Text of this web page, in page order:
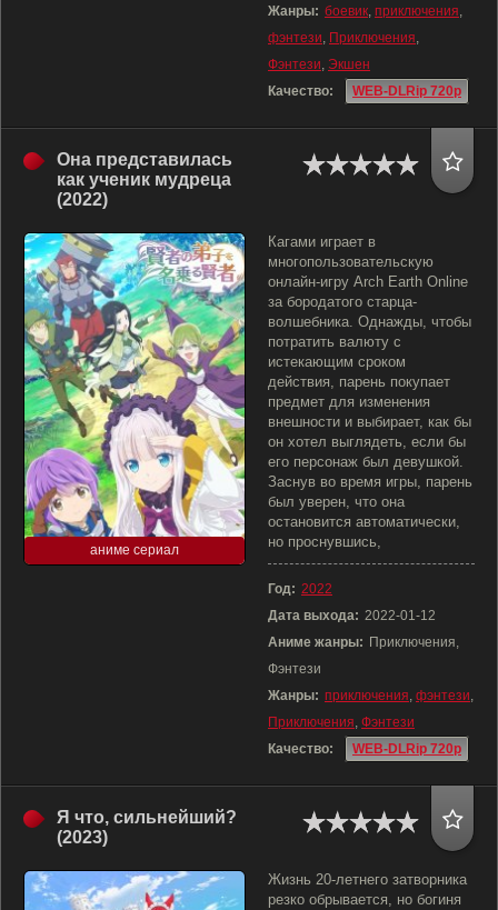
Жанры: боевик, приключения,
фэнтези, Приключения,
Фэнтези, Экшен
Качество:
WEB-DLRip 720p
Она представилась
как ученик мудреца
(2022)
аниме сериал
Кагами играет в
многопользовательскую
онлайн-игру Arch Earth Online
за бородатого старца-
волшебника. Однажды, чтобы
потратить валюту с
истекающим сроком
действия, парень покупает
предмет для изменения
внешности и выбирает, как бы
он хотел выглядеть, если бы
его персонаж был девушкой.
Заснув во время игры, парень
был уверен, что она
остановится автоматически,
но проснувшись,
Год: 2022
Дата выхода: 2022-01-12
Аниме жанры: Приключения,
Фэнтези
Жанры: приключения, фэнтези,
Приключения, Фэнтези
Качество:
WEB-DLRip 720p
Я что, сильнейший?
(2023)
Жизнь 20-летнего затворника
резко обрывается, но богиня